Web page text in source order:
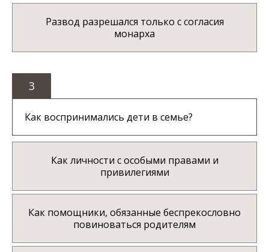
Развод разрешался только с согласия
монарха
3
Как воспринимались дети в семье?
Как личности с особыми правами и
привилегиями
Как помощники, обязанные беспрекословно
повиноваться родителям